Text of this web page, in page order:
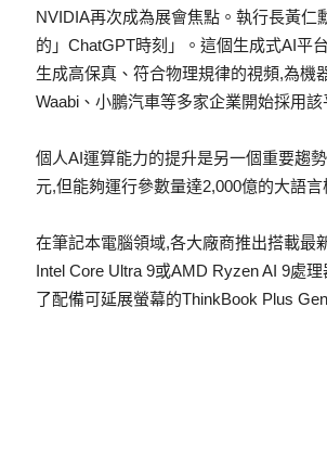
NVIDIA再次成為展會焦點。執行長黃
的」ChatGPT時刻」。這個生成式AI平
生成高保真、符合物理規律的視頻,為機
Waabi、小鵬汽車等多家企業開始採用該
個人AI運算能力的提升是另一個重要趨
元,但能夠運行參數量達2,000億的大語
在筆記本電腦領域,各大廠商推出搭載最
Intel Core Ultra 9或AMD Ryzen AI 9處
了配備可延展螢幕的ThinkBook Plus